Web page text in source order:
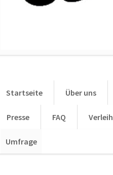
Startseite Über uns
Presse FAQ Verleih
überspringen
Umfrage